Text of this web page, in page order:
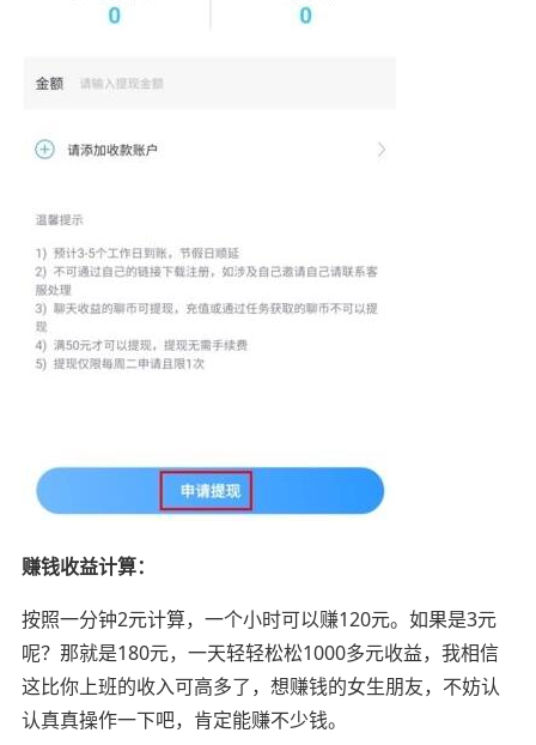
赚钱收益计算：
按照一分钟2元计算，一个小时可以赚120元。如果是3元
呢？那就是180元，一天轻轻松松1000多元收益，我相信
这比你上班的收入可高多了，想赚钱的女生朋友，不妨认
认真真操作一下吧，肯定能赚不少钱。